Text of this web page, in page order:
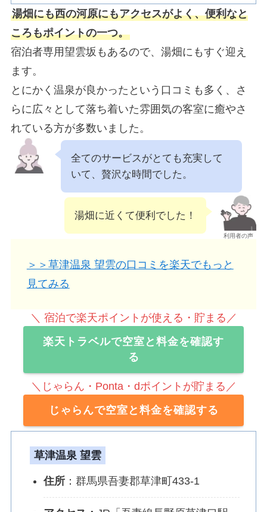
湯畑にも西の河原にもアクセスがよく、便利なと
ころもポイントの一つ。
宿泊者専用望雲坂もあるので、湯畑にもすぐ迎え
ます。
とにかく温泉が良かったという口コミも多く、さ
らに広々として落ち着いた雰囲気の客室に癒やさ
れている方が多数いました。
全てのサービスがとても充実して
いて、贅沢な時間でした。
利用者の声
湯畑に近くて便利でした！
＞＞草津温泉 望雲の口コミを楽天でもっと
見てみる
＼ 宿泊で楽天ポイントが使える・貯まる／
楽天トラベルで空室と料金を確認す
る
＼じゃらん・Ponta・dポイントが貯まる／
じゃらんで空室と料金を確認する
草津温泉 望雲
住所：群馬県吾妻郡草津町433-1